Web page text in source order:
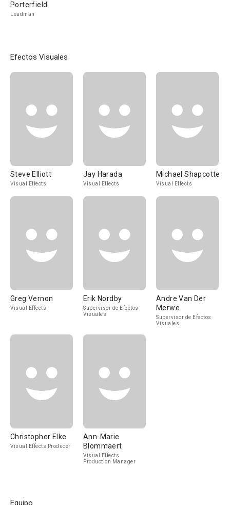
Porterfield
Leadman
Efectos Visuales
Steve Elliott
Visual Effects
Jay Harada
Visual Effects
Michael Shapcotte
Visual Effects
Greg Vernon
Visual Effects
Erik Nordby
Supervisor de Efectos
Visuales
Andre Van Der
Merwe
Supervisor de Efectos
Visuales
Christopher Elke
Visual Effects Producer
Ann-Marie
Blommaert
Visual Effects
Production Manager
Equipo